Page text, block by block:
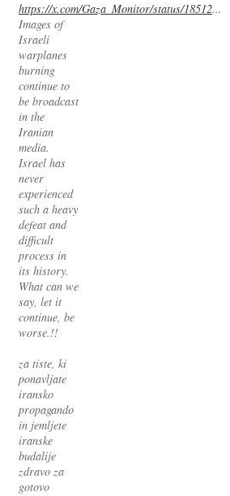
https://x.com/Gaza_Monitor/status/18512...
Images of
Israeli
warplanes
burning
continue to
be broadcast
in the
Iranian
media.
Israel has
never
experienced
such a heavy
defeat and
difficult
process in
its history.
What can we
say, let it
continue, be
worse.!!
za tiste, ki
ponavljate
iransko
propagando
in jemljete
iranske
budalije
zdravo za
gotovo